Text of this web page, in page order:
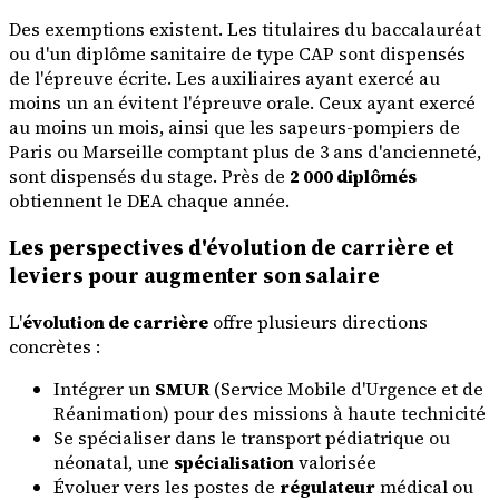
Des exemptions existent. Les titulaires du baccalauréat
ou d'un diplôme sanitaire de type CAP sont dispensés
de l'épreuve écrite. Les auxiliaires ayant exercé au
moins un an évitent l'épreuve orale. Ceux ayant exercé
au moins un mois, ainsi que les sapeurs-pompiers de
Paris ou Marseille comptant plus de 3 ans d'ancienneté,
sont dispensés du stage. Près de 2 000 diplômés
obtiennent le DEA chaque année.
Les perspectives d'évolution de carrière et
leviers pour augmenter son salaire
L'évolution de carrière offre plusieurs directions
concrètes :
Intégrer un SMUR(Service Mobile d'Urgence et de
Réanimation) pour des missions à haute technicité
Se spécialiser dans le transport pédiatrique ou
néonatal, une spécialisationvalorisée
Évoluer vers les postes de régulateurmédical ou